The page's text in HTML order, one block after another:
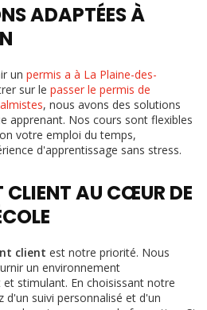
ADAPTÉES À
un permis a à La Plaine-des-
sur le passer le permis de
, nous avons des solutions
apprenant. Nos cours sont flexibles
votre emploi du temps,
d'apprentissage sans stress.
CLIENT AU CŒUR DE
client est notre priorité. Nous
un environnement
stimulant. En choisissant notre
suivi personnalisé et d'un